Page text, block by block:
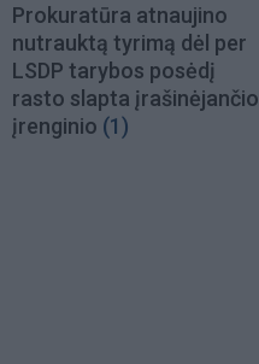
Prokuratūra atnaujino
nutrauktą tyrimą dėl per
LSDP tarybos posėdį
rasto slapta įrašinėjančio
įrenginio (1)